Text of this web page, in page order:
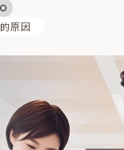
原因